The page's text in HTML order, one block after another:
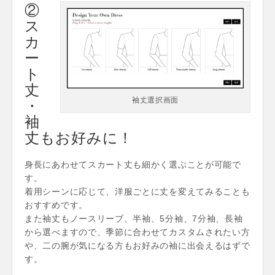
袖丈選択画面
②
ス
カ
ー
ト
丈
・
袖
丈もお好みに！
身長にあわせてスカート丈も細かく選ぶことが可能で
す。
着用シーンに応じて、洋服ごとに丈を変えてみることも
おすすめです。
また袖丈もノースリーブ、半袖、5分袖、7分袖、長袖
から選べますので、季節に合わせてカスタムされたい方
や、二の腕が気になる方もお好みの袖に出会えるはずで
す。